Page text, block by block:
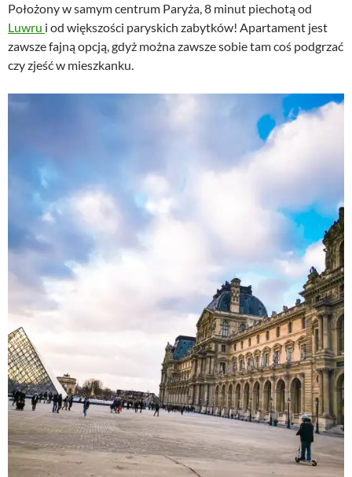
Położony w samym centrum Paryża, 8 minut piechotą od
Luwru i od większości paryskich zabytków! Apartament jest
zawsze fajną opcją, gdyż można zawsze sobie tam coś podgrzać
czy zjeść w mieszkanku.